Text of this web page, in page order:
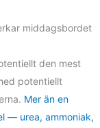
middagsbordet
den mest
potentiellt
Mer än en
— urea, ammoniak,